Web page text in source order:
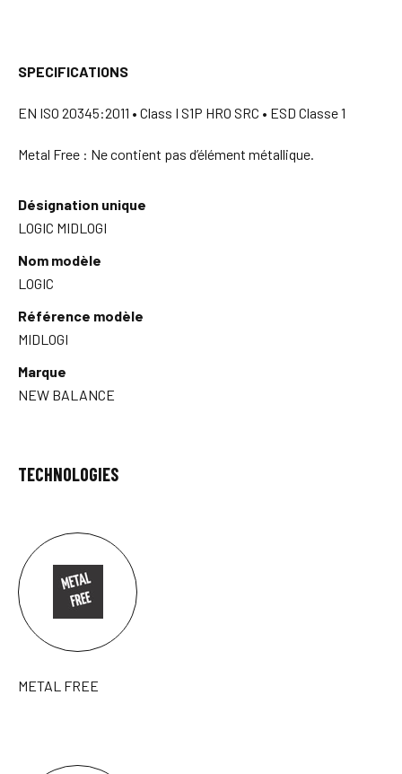
SPECIFICATIONS
EN ISO 20345:2011 • Class I S1P HRO SRC • ESD Classe 1
Metal Free : Ne contient pas d’élément métallique.
Désignation unique
LOGIC MIDLOGI
Nom modèle
LOGIC
Référence modèle
MIDLOGI
Marque
NEW BALANCE
TECHNOLOGIES
METAL FREE